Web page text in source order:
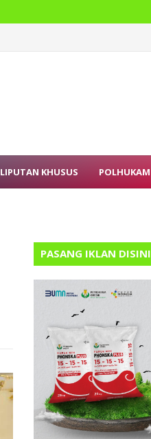
LIPUTAN KHUSUS POLHUKAM
PASANG IKLAN DISINI